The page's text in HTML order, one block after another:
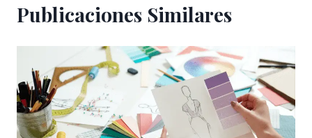
Publicaciones Similares